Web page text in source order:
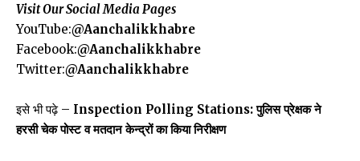
Visit Our Social Media Pages
YouTube:@Aanchalikkhabre
Facebook:@Aanchalikkhabre
Twitter:@Aanchalikkhabre
इसे भी पढ़े – Inspection Polling Stations: पुलिस प्रेक्षक ने
हरसी चेक पोस्ट व मतदान केन्द्रों का किया निरीक्षण